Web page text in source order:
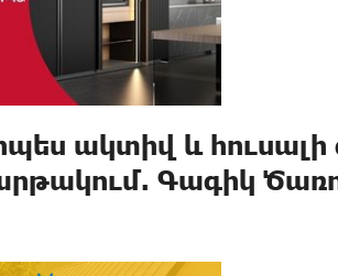
ակտիվ և հուսալի
Գագիկ